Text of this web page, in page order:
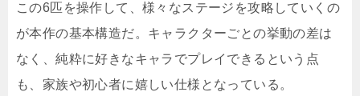
この6匹を操作して、様々なステージを攻略していくの
が本作の基本構造だ。キャラクターごとの挙動の差は
なく、純粋に好きなキャラでプレイできるという点
も、家族や初心者に嬉しい仕様となっている。